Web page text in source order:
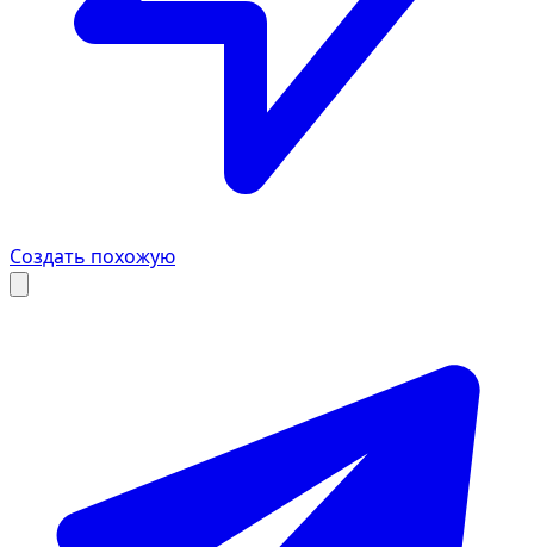
Создать похожую